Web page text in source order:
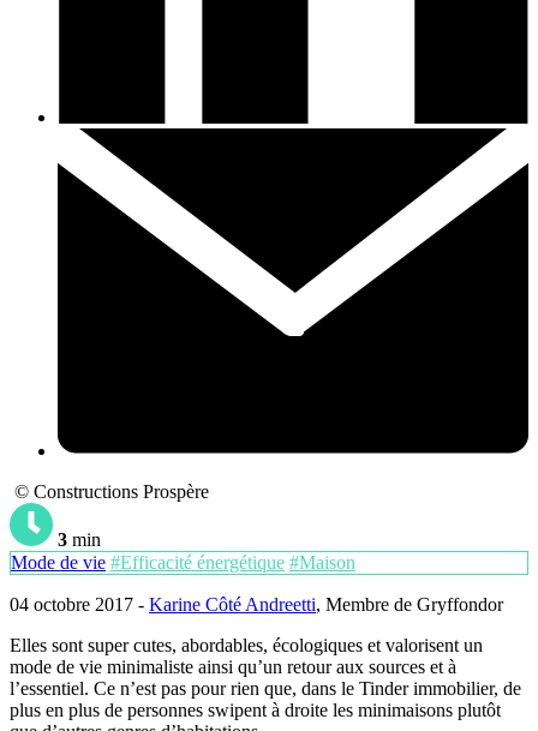
© Constructions Prospère
3 min
Mode de vie #Efficacité énergétique #Maison
04 octobre 2017 - Karine Côté Andreetti, Membre de Gryffondor
Elles sont super cutes, abordables, écologiques et valorisent un
mode de vie minimaliste ainsi qu’un retour aux sources et à
l’essentiel. Ce n’est pas pour rien que, dans le Tinder immobilier, de
plus en plus de personnes swipent à droite les minimaisons plutôt